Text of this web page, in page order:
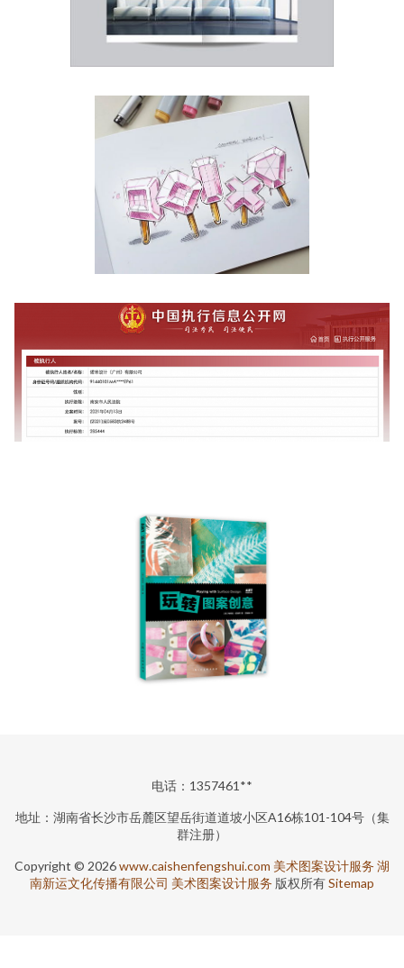
电话：1357461**
地址：湖南省长沙市岳麓区望岳街道道坡小区A16栋101-104号（集
群注册）
Copyright © 2026www.caishenfengshui.com 美术图案设计服务 湖
南新运文化传播有限公司 美术图案设计服务 版权所有Sitemap